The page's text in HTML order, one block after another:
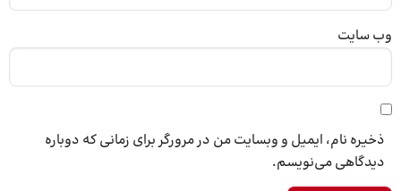
وب‌ سایت
ذخیره نام، ایمیل و وبسایت من در مرورگر برای زمانی که دوباره
دیدگاهی می‌نویسم.